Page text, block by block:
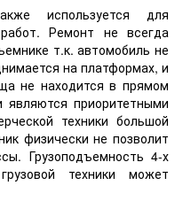
используется для
Ремонт не всегда
т.к. автомобиль не
на платформах, и
не находится в прямом
приоритетными
техники большой
физически не позволит
Грузоподъемность 4-х
техники может